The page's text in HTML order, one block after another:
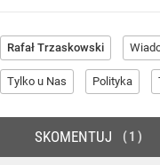
Rafał Trzaskowski
Tylko u Nas Polityka
SKOMENTUJ 1